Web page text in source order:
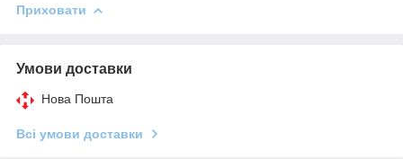
Приховати
Умови доставки
Нова Пошта
Всі умови доставки